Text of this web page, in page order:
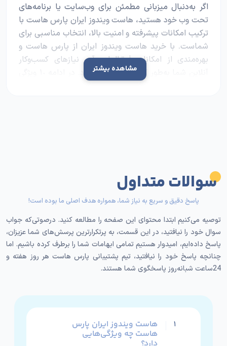
اگر به‌دنبال میزبانی مطمئن برای وب‌سایت یا برنامه‌های
تحت وب خود هستید، هاست ویندوز ایران پارس هاست با
ترکیب امکانات پیشرفته و امنیت بالا، انتخاب مناسبی برای
شماست. باخرید هاست ویندوز ایران از پارس هاست و
بهره‌مندی از امکانات فوق‌العاده آن، نیازهای کسب‌وکار
به‌راحتی روی این هاست اجرا کنید.
میزبانی هاست ویندوز پارس هاست روی سرورهای NVMe
انجام می‌شود که به‌معنای سرعت بارگذاری بسیار بالاست.
این ویژگی در کنار آپ‌تایم بالای سرورها، به شما اطمینان
می‌دهد که وب‌سایت‌تان همیشه در دسترس باشد.
با هاست ویندوز ایران پارس هاست از سیستم‌های
پیشرفته امنیتی مانند فایروال، شناسایی فایل‌های مخرب و
به‌روزرسانی‌های منظم بهره‌مند می‌شوید. این سطح از
مشاهده بیشتر
سوالات متداول
پاسخ دقیق و سریع به نیاز شما، همواره هدف اصلی ما بوده است!
توصیه می‌کنیم ابتدا محتوای این صفحه را مطالعه کنید. درصوتی‌که جواب
سوال خود را نیافتید، در این قسمت، به پرتکرارترین پرسش‌های شما عزیزان،
پاسخ داده‌ایم، امیدوار هستیم تمامی ابهامات شما را برطرف کرده باشیم. اما
چنانچه پاسخ خود را نیافتید، تیم پشتیبانی پارس هاست هر روز هفته و
24ساعت شبانه‌روز پاسخگوی شما هستند.
۱ هاست ویندوز ایران پارس
هاست چه ویژگی‌هایی